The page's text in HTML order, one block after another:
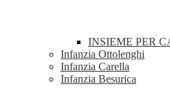
INSIEME PER
Infanzia Ottolenghi
Infanzia Carella
Infanzia Besurica